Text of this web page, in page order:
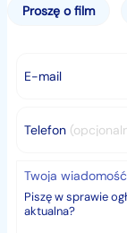
Proszę o film
E-mail
Telefon
Twoja wiadomość